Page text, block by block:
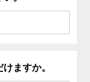
ますか。